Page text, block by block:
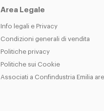
Area Legale
Info legali e Privacy
Condizioni generali di vendita
Politiche privacy
Politiche sui Cookie
Associati a Confindustria Emilia